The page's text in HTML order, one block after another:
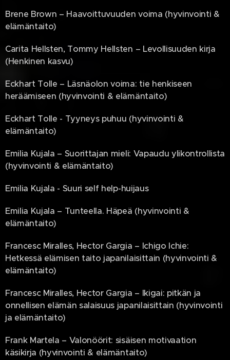
Brene Brown – Haavoittuvuuden voima (hyvinvointi &
elämäntaito)
Carita Hellsten, Tommy Hellsten – Levollisuuden kirja
(Henkinen kasvu)
Eckhart Tolle – Läsnäolon voima: tie henkiseen
heräämiseen (hyvinvointi & elämäntaito)
Eckhart Tolle - Tyyneys puhuu (hyvinvointi &
elämäntaito)
Emilia Kujala – Suorittajan mieli: Vapaudu ylikontrollista
(hyvinvointi & elämäntaito)
Emilia Kujala - Suuri self help-huijaus
Emilia Kujala – Tunteella. Häpeä (hyvinvointi &
elämäntaito)
Francesc Miralles, Hector Gargia – Ichigo Ichie:
Hetkessä elämisen taito japanilaisittain (hyvinvointi &
elämäntaito)
Francesc Miralles, Hector Gargia – Ikigai: pitkän ja
onnellisen elämän salaisuus japanilaisittain (hyvinvointi
ja elämäntaito)
Frank Martela – Valonöörit: sisäisen motivaation
käsikirja (hyvinvointi & elämäntaito)